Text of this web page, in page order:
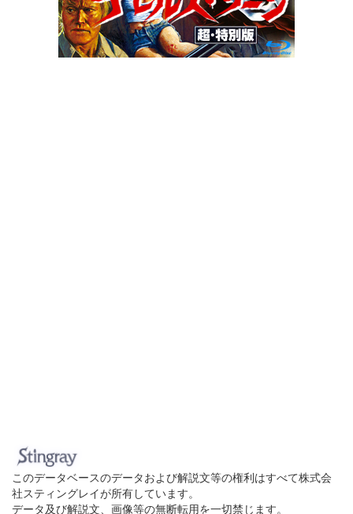
このデータベースのデータおよび解説文等の権利はすべて株式会
社スティングレイが所有しています。
データ及び解説文、画像等の無断転用を一切禁じます。